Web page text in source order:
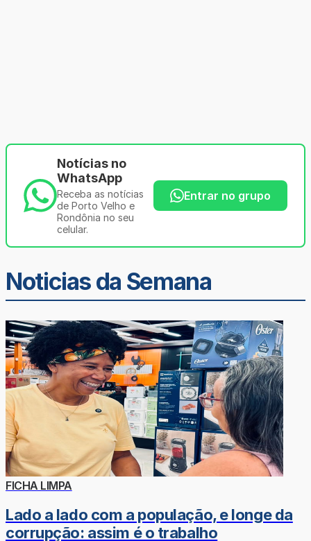
Notícias no
WhatsApp
Receba as notícias
de Porto Velho e
Rondônia no seu
celular.
Entrar no grupo
Noticias da Semana
FICHA LIMPA
Lado a lado com a população, e longe da
corrupção: assim é o trabalho